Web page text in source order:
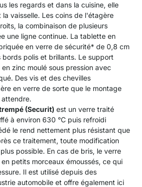
les regards et dans la cuisine, elle
vaisselle. Les coins de l'étagère
la combinaison de plusieurs
une ligne continue. La tablette en
en verre de sécurité* de 0,8 cm
polis et brillants. Le support
zinc moulé sous pression avec
Des vis et des chevilles
en verre de sorte que le montage
(Securit) est un verre traité
à environ 630 °C puis refroidi
le rend nettement plus résistant que
ce traitement, toute modification
possible. En cas de bris, le verre
petits morceaux émoussés, ce qui
Il est utilisé depuis des
automobile et offre également ici